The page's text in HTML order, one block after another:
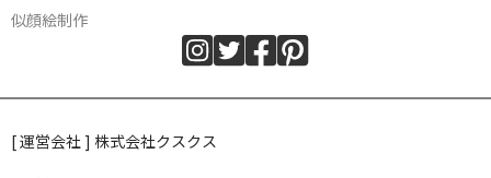
似顔絵制作
[ 運営会社 ] 株式会社クスクス